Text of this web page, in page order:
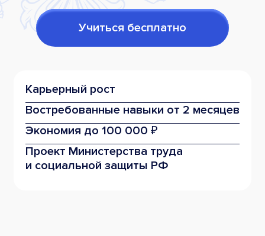
Учиться бесплатно
Карьерный рост
Востребованные навыки от 2 месяцев
Экономия до 100 000 ₽
Проект Министерства труда
и социальной защиты РФ